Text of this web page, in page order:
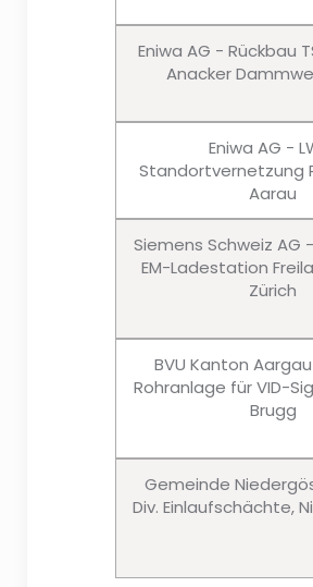
Eniwa AG - Rückbau
Anacker
Eniwa AG -
Standortvernetzung
Aarau
Siemens Schweiz AG
EM-Ladestation
Zürich
BVU Kanton
Rohranlage für VID-
Brugg
Gemeinde
Div. Einlaufschächte,